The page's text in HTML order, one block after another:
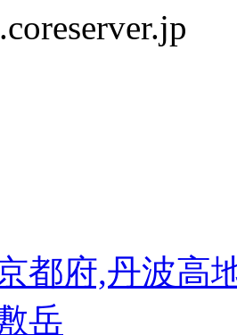
都府,丹波高
岳